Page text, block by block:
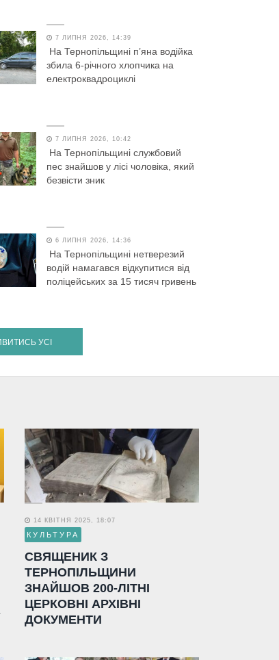
7 ЛИПНЯ 2026, 14:39
На Тернопільщині п’яна водійка
збила 6-річного хлопчика на
електроквадроциклі
7 ЛИПНЯ 2026, 10:42
На Тернопільщині службовий
пес знайшов у лісі чоловіка, який
безвісти зник
6 ЛИПНЯ 2026, 14:36
На Тернопільщині нетверезий
водій намагався відкупитися від
поліцейських за 15 тисяч гривень
УСІ
14 КВІТНЯ 2025, 18:07
КУЛЬТУРА
СВЯЩЕНИК З
ТЕРНОПІЛЬЩИНИ
ЗНАЙШОВ 200-ЛІТНІ
ЦЕРКОВНІ АРХІВНІ
ДОКУМЕНТИ